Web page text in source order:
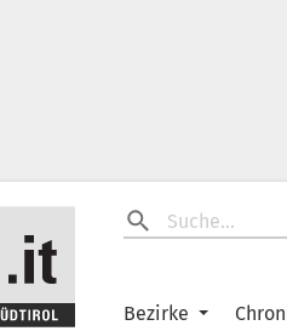
Bezirke